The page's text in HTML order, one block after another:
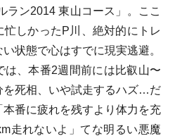
ラン2014 東山コース」。ここ
忙しかったP川、絶対的にトレ
状態で心はすでに現実逃避。
は、本番2週間前には比叡山〜
を死相、いや試走するハズ…だ
本番に疲れを残すより体力を充
走れないよ」てな明るい悪魔